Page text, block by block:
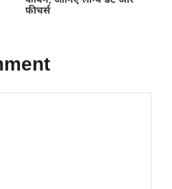
फीचर्स